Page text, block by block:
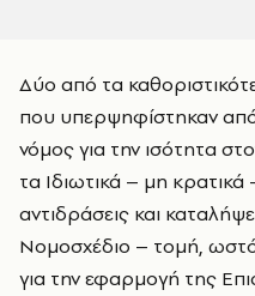
Δύο από τα
που υπερψηφίστηκαν
νόμος για την ισότητα
τα Ιδιωτικά – μη
αντιδράσεις και
Νομοσχέδιο – τομή,
για την εφαρμογή της